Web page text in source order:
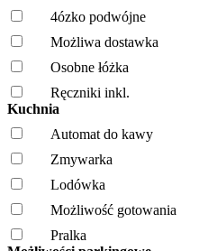
4ózko podwójne
Możliwa dostawka
Osobne łóżka
Ręczniki inkl.
Kuchnia
Automat do kawy
Zmywarka
Lodówka
Możliwość gotowania
Pralka